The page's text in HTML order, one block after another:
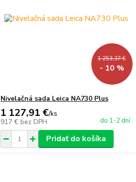
1 253,37 €
- 10 %
Nivelačná sada Leica NA730 Plus
1 127,91 €/ks
917 € bez DPH do 1-2 dní
Pridať do košíka